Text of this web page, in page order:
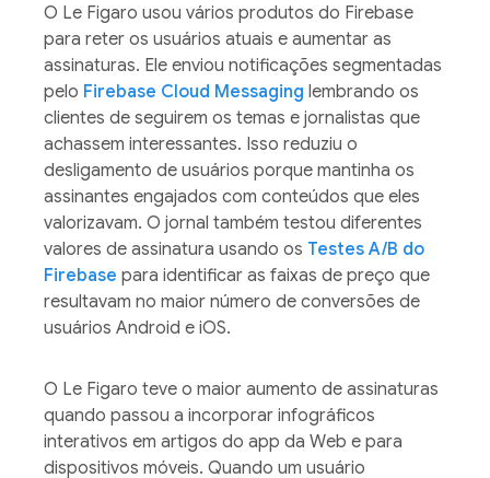
O Le Figaro usou vários produtos do Firebase
para reter os usuários atuais e aumentar as
assinaturas. Ele enviou notificações segmentadas
pelo Firebase Cloud Messaging lembrando os
clientes de seguirem os temas e jornalistas que
achassem interessantes. Isso reduziu o
desligamento de usuários porque mantinha os
assinantes engajados com conteúdos que eles
valorizavam. O jornal também testou diferentes
valores de assinatura usando os Testes A/B do
Firebase para identificar as faixas de preço que
resultavam no maior número de conversões de
usuários Android e iOS.
O Le Figaro teve o maior aumento de assinaturas
quando passou a incorporar infográficos
interativos em artigos do app da Web e para
dispositivos móveis. Quando um usuário